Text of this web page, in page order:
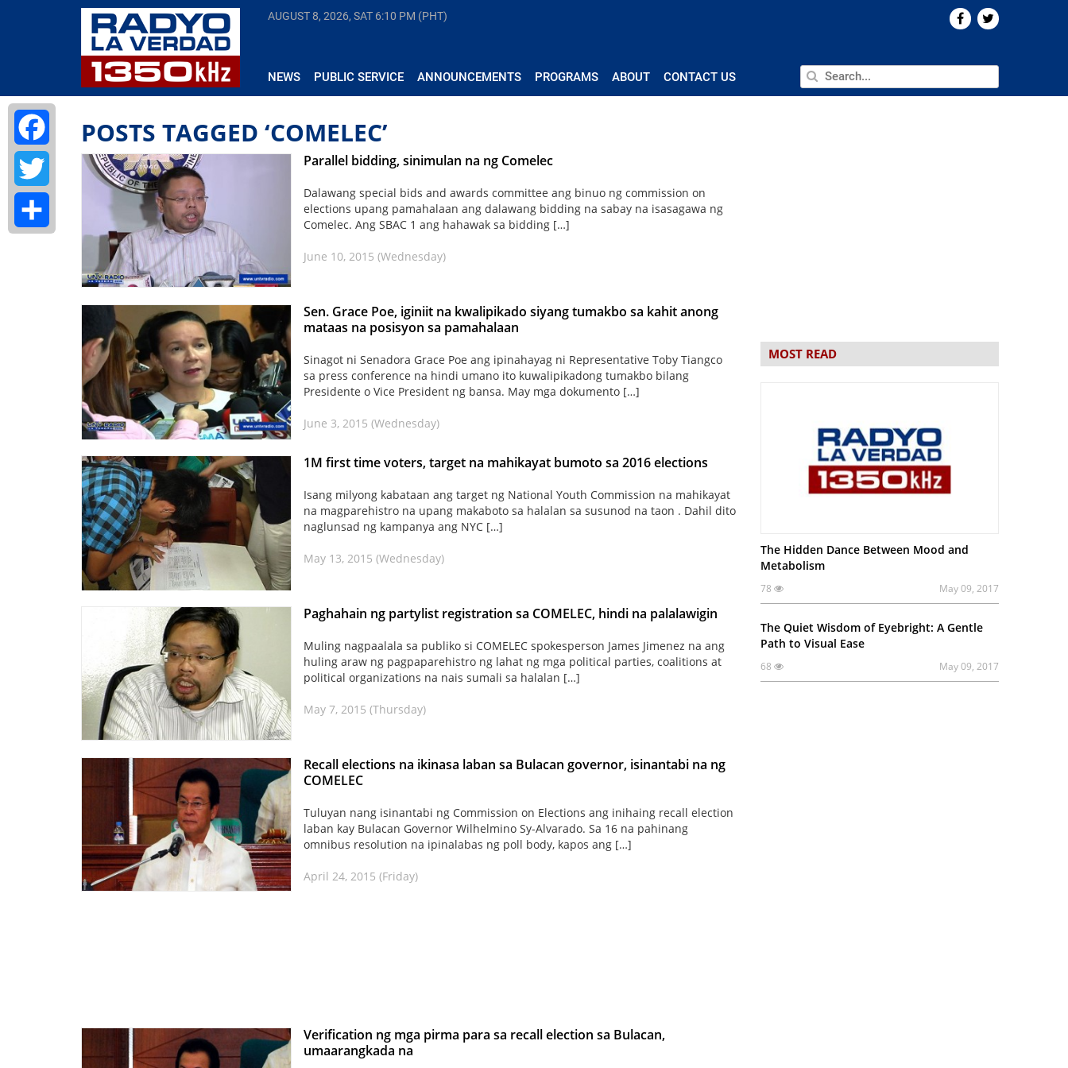
AUGUST 8, 2026, SAT 6:10 PM (PHT)
NEWS PUBLIC SERVICE ANNOUNCEMENTS PROGRAMS ABOUT CONTACT US
POSTS TAGGED ‘COMELEC’
Parallel bidding, sinimulan na ng Comelec
Dalawang special bids and awards committee ang binuo ng commission on
elections upang pamahalaan ang dalawang bidding na sabay na isasagawa ng
Comelec. Ang SBAC 1 ang hahawak sa bidding […]
June 10, 2015 (Wednesday)
Sen. Grace Poe, iginiit na kwalipikado siyang tumakbo sa kahit anong
mataas na posisyon sa pamahalaan
Sinagot ni Senadora Grace Poe ang ipinahayag ni Representative Toby Tiangco
sa press conference na hindi umano ito kuwalipikadong tumakbo bilang
Presidente o Vice President ng bansa. May mga dokumento […]
June 3, 2015 (Wednesday)
1M first time voters, target na mahikayat bumoto sa 2016 elections
Isang milyong kabataan ang target ng National Youth Commission na mahikayat
na magparehistro na upang makaboto sa halalan sa susunod na taon . Dahil dito
naglunsad ng kampanya ang NYC […]
May 13, 2015 (Wednesday)
Paghahain ng partylist registration sa COMELEC, hindi na palalawigin
Muling nagpaalala sa publiko si COMELEC spokesperson James Jimenez na ang
huling araw ng pagpaparehistro ng lahat ng mga political parties, coalitions at
political organizations na nais sumali sa halalan […]
May 7, 2015 (Thursday)
Recall elections na ikinasa laban sa Bulacan governor, isinantabi na ng
COMELEC
Tuluyan nang isinantabi ng Commission on Elections ang inihaing recall election
laban kay Bulacan Governor Wilhelmino Sy-Alvarado. Sa 16 na pahinang
omnibus resolution na ipinalabas ng poll body, kapos ang […]
April 24, 2015 (Friday)
Verification ng mga pirma para sa recall election sa Bulacan,
umaarangkada na
MOST READ
The Hidden Dance Between Mood and
Metabolism
78 May 09, 2017
The Quiet Wisdom of Eyebright: A Gentle
Path to Visual Ease
68 May 09, 2017
Facebook
Twitter